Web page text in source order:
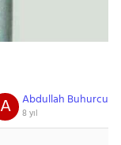
Abdullah Buhurcu
8 yıl
A